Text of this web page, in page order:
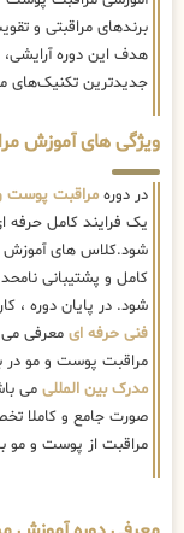
برندهای مراقبتی و
هدف این دوره آرایشی،
جدیدترین تکنیک‌های
ویژگی های آموزش
در دوره مراقبت پوست
یک فرایند کامل حرفه
شود.کلاس های آموزش
کامل و پشتیبانی
شود. در پایان دوره ،
فنی حرفه ای معرفی می
مراقبت پوست و مو در
مدرک بین المللی می
صورت جامع و کاملا
مراقبت از پوست و مو